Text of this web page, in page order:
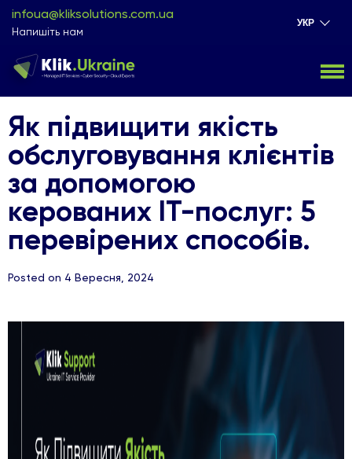
infoua@kliksolutions.com.ua
Напишіть нам
УКР
Як підвищити якість
обслуговування клієнтів
за допомогою
керованих ІТ-послуг: 5
перевірених способів.
Posted on 4 Вересня, 2024